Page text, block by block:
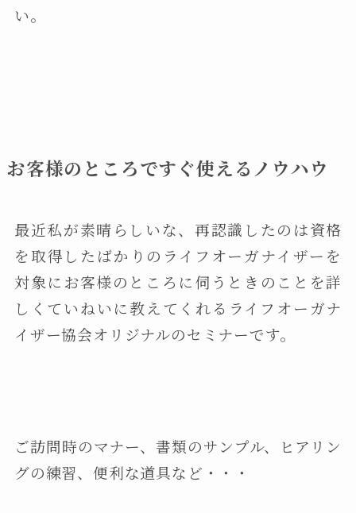
い。
お客様のところですぐ使えるノウハウ
最近私が素晴らしいな、再認識したのは資格
を取得したばかりのライフオーガナイザーを
対象にお客様のところに伺うときのことを詳
しくていねいに教えてくれるライフオーガナ
イザー協会オリジナルのセミナーです。
ご訪問時のマナー、書類のサンプル、ヒアリン
グの練習、便利な道具など・・・